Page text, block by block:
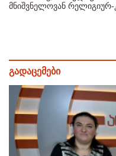
მნიშვნელოვან
გადაცემები